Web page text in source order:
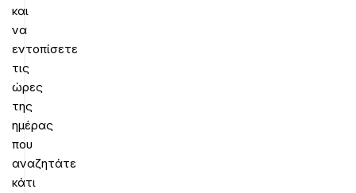
και
να
εντοπίσετε
τις
ώρες
της
ημέρας
που
αναζητάτε
κάτι